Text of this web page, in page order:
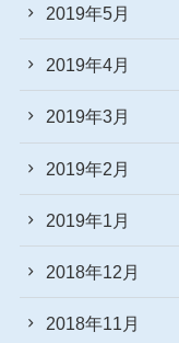
2019年5月
2019年4月
2019年3月
2019年2月
2019年1月
2018年12月
2018年11月